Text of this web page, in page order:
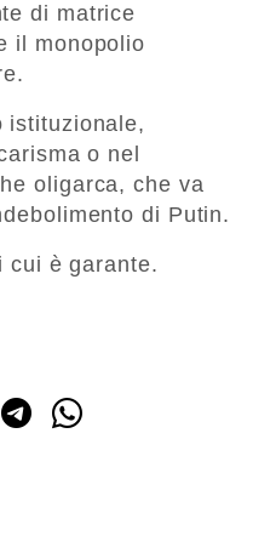
di matrice
il monopolio
istituzionale,
o nel
oligarca, che va
di Putin.
cui è garante.